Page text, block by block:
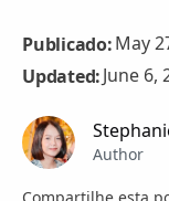
Publicado:May
Updated:June 6,
Author